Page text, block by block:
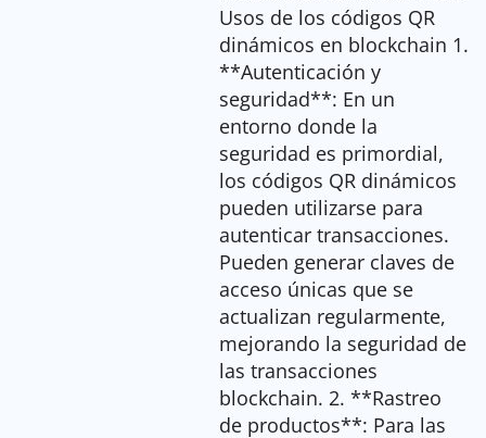
Usos de los códigos QR
dinámicos en blockchain 1.
**Autenticación y
seguridad**: En un
entorno donde la
seguridad es primordial,
los códigos QR dinámicos
pueden utilizarse para
autenticar transacciones.
Pueden generar claves de
acceso únicas que se
actualizan regularmente,
mejorando la seguridad de
las transacciones
blockchain. 2. **Rastreo
de productos**: Para las